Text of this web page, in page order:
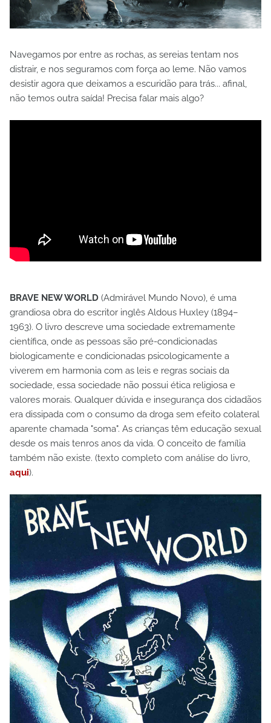
Navegamos por entre as rochas, as sereias tentam nos
distrair, e nos seguramos com força ao leme. Não vamos
desistir agora que deixamos a escuridão para trás... afinal,
não temos outra saída! Precisa falar mais algo?
BRAVE NEW WORLD (Admirável Mundo Novo), é uma
grandiosa obra do escritor inglês Aldous Huxley (1894–
1963). O livro descreve uma sociedade extremamente
científica, onde as pessoas são pré-condicionadas
biologicamente e condicionadas psicologicamente a
viverem em harmonia com as leis e regras sociais da
sociedade, essa sociedade não possui ética religiosa e
valores morais. Qualquer dúvida e insegurança dos cidadãos
era dissipada com o consumo da droga sem efeito colateral
aparente chamada "soma". As crianças têm educação sexual
desde os mais tenros anos da vida. O conceito de família
também não existe. (texto completo com análise do livro,
aqui).